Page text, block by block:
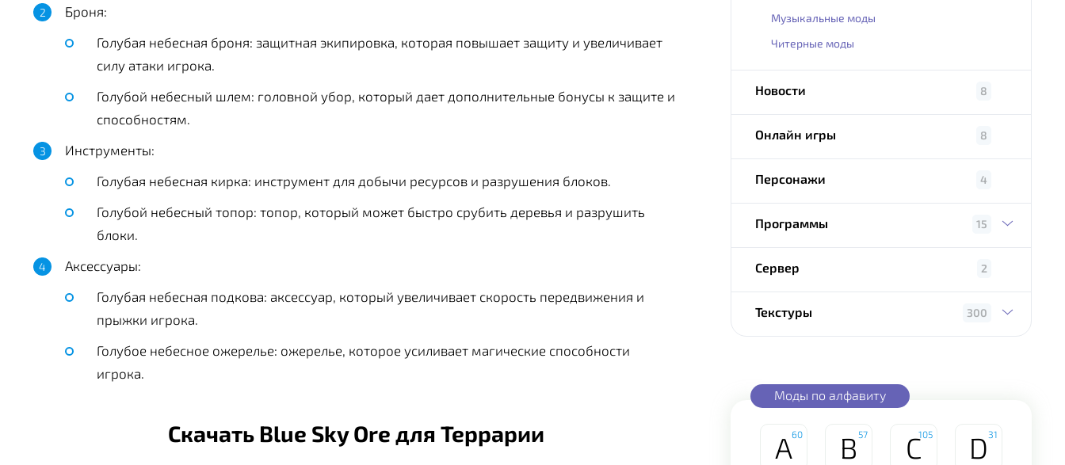
Броня:
Голубая небесная броня: защитная экипировка, которая повышает защиту и увеличивает
силу атаки игрока.
Голубой небесный шлем: головной убор, который дает дополнительные бонусы к защите и
способностям.
Инструменты:
Голубая небесная кирка: инструмент для добычи ресурсов и разрушения блоков.
Голубой небесный топор: топор, который может быстро срубить деревья и разрушить
блоки.
Аксессуары:
Голубая небесная подкова: аксессуар, который увеличивает скорость передвижения и
прыжки игрока.
Голубое небесное ожерелье: ожерелье, которое усиливает магические способности
игрока.
Скачать Blue Sky Ore для Террарии
Музыкальные моды
Читерные моды
Новости 8
Онлайн игры 8
Персонажи 4
Программы 15
Сервер 2
Текстуры 300
Моды по алфавиту
A60 B 57 C105 D 31